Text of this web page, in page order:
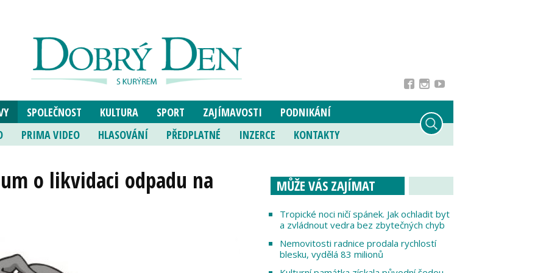
SPOLEČNOST KULTURA SPORT ZAJÍMAVOSTI
PODNIKÁNÍ
PRIMA VIDEO HLASOVÁNÍ PŘEDPLATNÉ INZERCE KONTAKTY
o likvidaci odpadu na MŮŽE VÁS ZAJÍMAT
Tropické noci ničí spánek. Jak ochladit byt
a zvládnout vedra bez zbytečných chyb
Nemovitosti radnice prodala rychlostí
blesku, vydělá 83 milionů